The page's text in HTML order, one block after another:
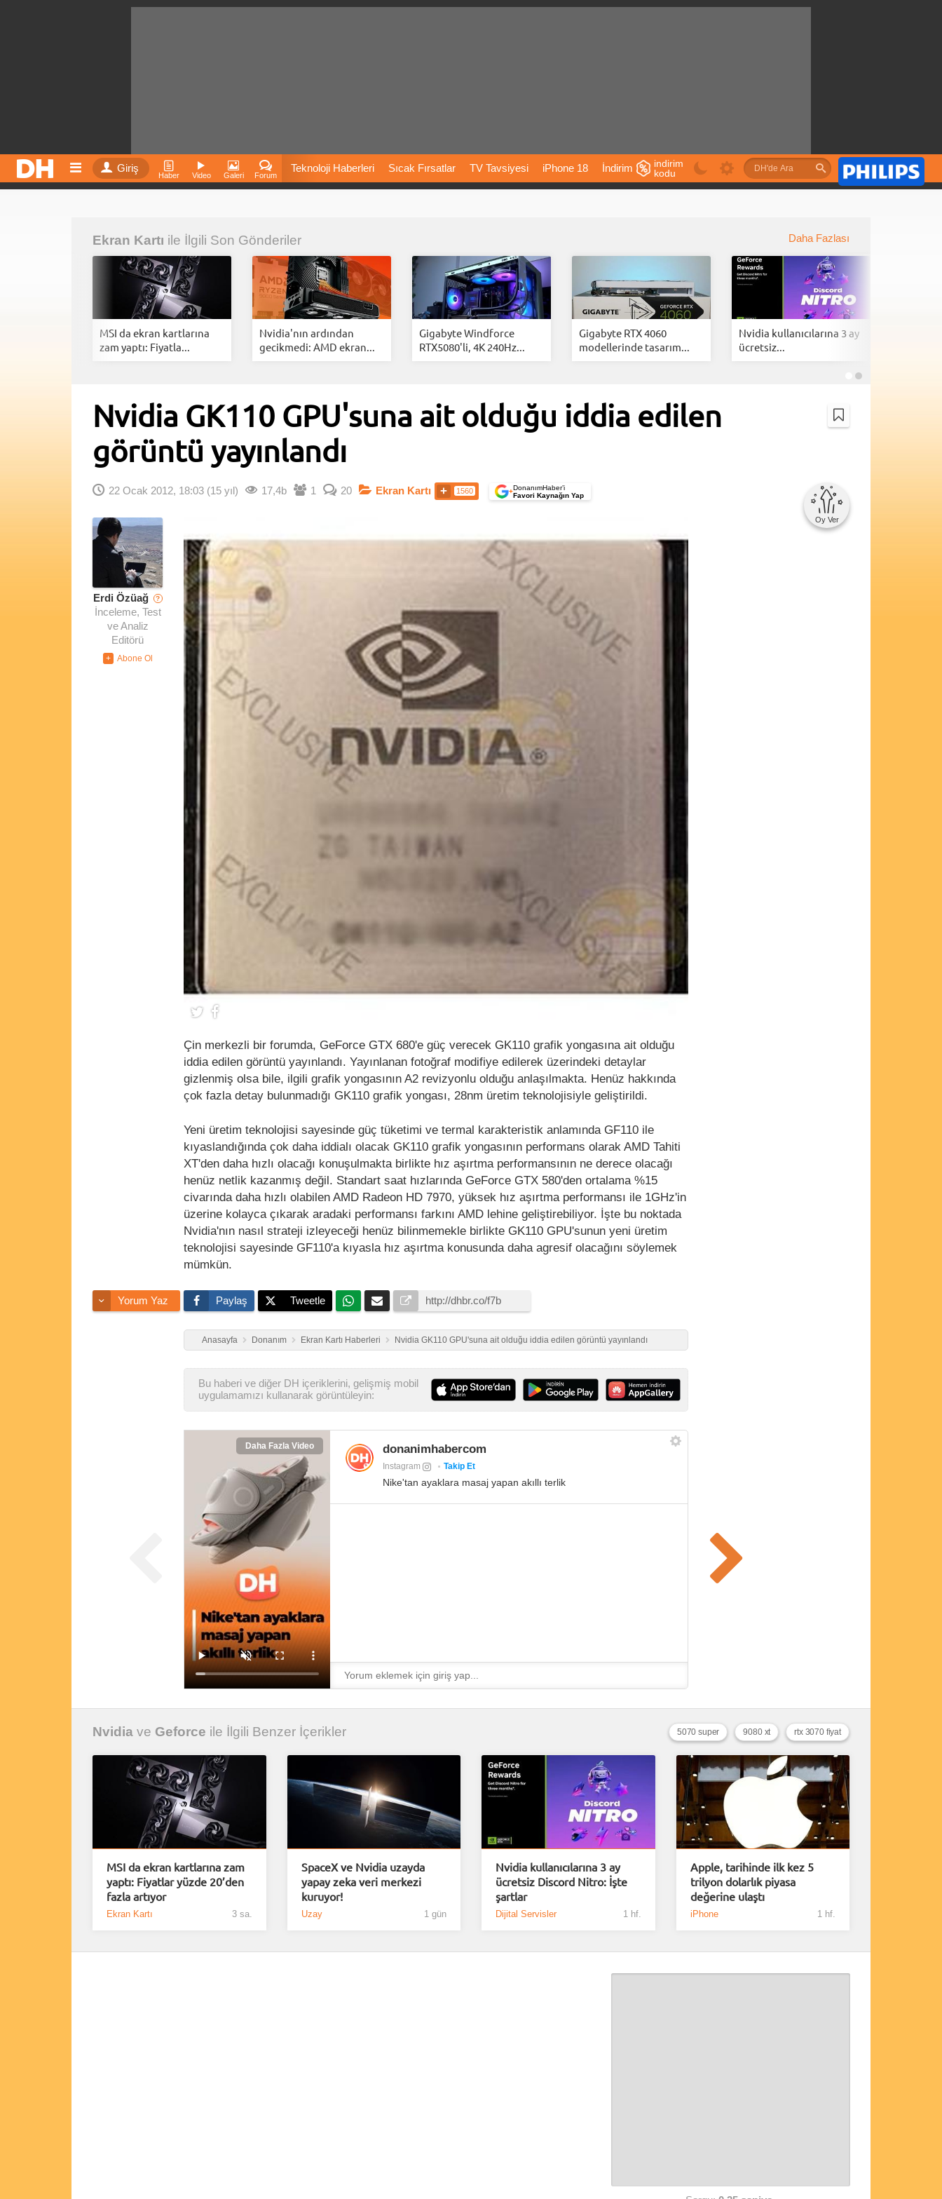
Giriş
Haber Video Galeri Forum
Teknoloji Haberleri Sıcak Fırsatlar TV Tavsiyesi iPhone 18 İndirim
Fiyatları
İnstagram Dondurma İnstagram Çöktü Mü
indirim
kodu
Ekran Kartı ile İlgili Son Gönderiler Daha Fazlası
MSI da ekran kartlarına
zam yaptı: Fiyatla...
Nvidia'nın ardından
gecikmedi: AMD ekran...
Gigabyte Windforce
RTX5080'li, 4K 240Hz...
Gigabyte RTX 4060
modellerinde tasarım...
Nvidia kullanıcılarına 3 ay
ücretsiz...
Nvidia GK110 GPU'suna ait olduğu iddia edilen
görüntü yayınlandı
22 Ocak 2012, 18:03 (15 yıl) 17,4b 1 20 Ekran Kartı 1560 +DonanımHaber’i
Favori Kaynağın Yap
Oy Ver
Erdi Özüağ ?
İnceleme, Test
ve Analiz
Editörü
Çin merkezli bir forumda, GeForce GTX 680'e güç verecek GK110 grafik yongasına ait olduğu
iddia edilen görüntü yayınlandı. Yayınlanan fotoğraf modifiye edilerek üzerindeki detaylar
gizlenmiş olsa bile, ilgili grafik yongasının A2 revizyonlu olduğu anlaşılmakta. Henüz hakkında
çok fazla detay bulunmadığı GK110 grafik yongası, 28nm üretim teknolojisiyle geliştirildi.
Yeni üretim teknolojisi sayesinde güç tüketimi ve termal karakteristik anlamında GF110 ile
kıyaslandığında çok daha iddialı olacak GK110 grafik yongasının performans olarak AMD Tahiti
XT'den daha hızlı olacağı konuşulmakta birlikte hız aşırtma performansının ne derece olacağı
henüz netlik kazanmış değil. Standart saat hızlarında GeForce GTX 580'den ortalama %15
civarında daha hızlı olabilen AMD Radeon HD 7970, yüksek hız aşırtma performansı ile 1GHz'in
üzerine kolayca çıkarak aradaki performansı farkını AMD lehine geliştirebiliyor. İşte bu noktada
Nvidia'nın nasıl strateji izleyeceği henüz bilinmemekle birlikte GK110 GPU'sunun yeni üretim
teknolojisi sayesinde GF110'a kıyasla hız aşırtma konusunda daha agresif olacağını söylemek
mümkün.
Yorum Yaz Paylaş Tweetle
Anasayfa Donanım Ekran Kartı Haberleri Nvidia GK110 GPU'suna ait olduğu iddia edilen görüntü yayınlandı
Bu haberi ve diğer DH içeriklerini, gelişmiş mobil
uygulamamızı kullanarak görüntüleyin:
Daha Fazla Video donanimhabercom
Instagram Takip Et
Nike'tan ayaklara masaj yapan akıllı terlik
Nvidia ve Geforce ile İlgili Benzer İçerikler rtx 3070 fiyat
9080 xt
5070 super
MSI da ekran kartlarına zam
yaptı: Fiyatlar yüzde 20’den
fazla artıyor
Ekran Kartı 3 sa.
SpaceX ve Nvidia uzayda
yapay zeka veri merkezi
kuruyor!
Uzay 1 gün
Nvidia kullanıcılarına 3 ay
ücretsiz Discord Nitro: İşte
şartlar
Dijital Servisler 1 hf.
Apple, tarihinde ilk kez 5
trilyon dolarlık piyasa
değerine ulaştı
iPhone 1 hf.